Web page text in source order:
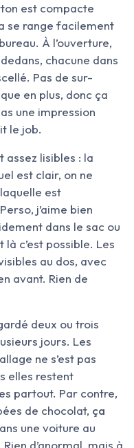
est compacte
se range facilement
À l’ouverture,
chacune dans
Pas de sur-
en plus, donc ça
une impression
le job.
assez lisibles : la
est clair, on ne
est
j’aime bien
dans le sac ou
c’est possible. Les
au dos, avec
avant. Rien de
deux ou trois
jours. Les
ne s’est pas
elles restent
partout. Par contre,
de chocolat, ça
une voiture au
d’anormal, mais à